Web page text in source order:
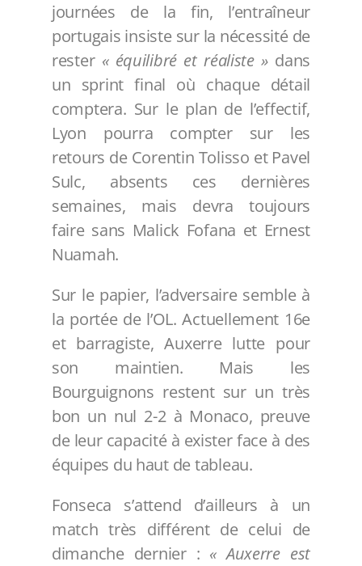
journées de la fin, l’entraîneur
portugais insiste sur la nécessité de
rester « équilibré et réaliste » dans
un sprint final où chaque détail
comptera. Sur le plan de l’effectif,
Lyon pourra compter sur les
retours de Corentin Tolisso et Pavel
Sulc, absents ces dernières
semaines, mais devra toujours
faire sans Malick Fofana et Ernest
Nuamah.
Sur le papier, l’adversaire semble à
la portée de l’OL. Actuellement 16e
et barragiste, Auxerre lutte pour
son maintien. Mais les
Bourguignons restent sur un très
bon un nul 2-2 à Monaco, preuve
de leur capacité à exister face à des
équipes du haut de tableau.
Fonseca s’attend d’ailleurs à un
match très différent de celui de
dimanche dernier : « Auxerre est